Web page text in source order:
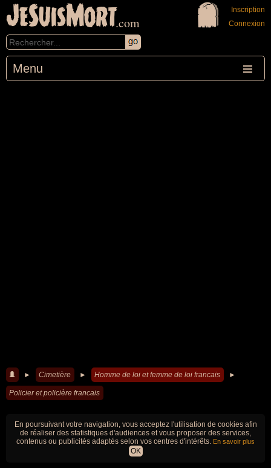
JeSuisMort.com
Menu
Inscription
Connexion
► Cimetière ► Homme de loi et femme de loi francais ►
Policier et policière francais
En poursuivant votre navigation, vous acceptez l'utilisation de cookies afin
de réaliser des statistiques d'audiences et vous proposer des services,
contenus ou publicités adaptés selon vos centres d'intérêts. En savoir plus
OK